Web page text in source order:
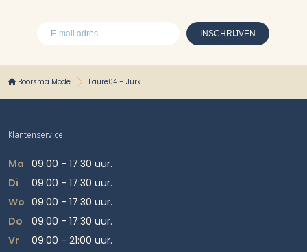
Boorsma Mode Laure04 – Jurk
Klantenservice
Ma 09:00 - 17:30 uur.
Di
09:00 - 17:30 uur.
Wo 09:00 - 17:30 uur.
Do
09:00 - 17:30 uur.
Vr
09:00 - 21:00 uur.